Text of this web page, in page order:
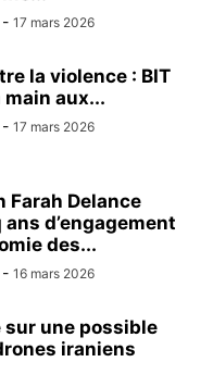
- 17 mars 2026
la violence : BIT
aux...
- 17 mars 2026
Farah Delance
d’engagement
des...
- 16 mars 2026
sur une possible
iraniens